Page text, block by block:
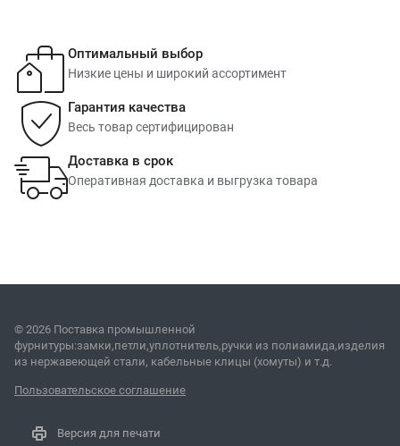
Оптимальный выбор
Низкие цены и широкий ассортимент
Гарантия качества
Весь товар сертифицирован
Доставка в срок
Оперативная доставка и выгрузка товара
© 2026 Поставка промышленной
фурнитуры:замки,петли,уплотнитель,ручки из полиамида,изделия
из нержавеющей стали, кабельные клицы (хомуты) и т.д.
Пользовательское соглашение
Версия для печати